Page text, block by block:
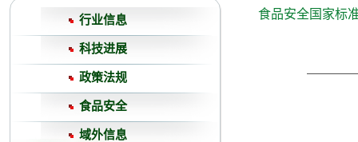
行业信息
科技进展
政策法规
食品安全
域外信息
食品安全国家标